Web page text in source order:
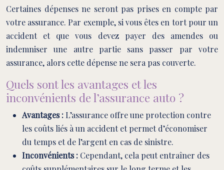
Certaines dépenses ne seront pas prises en compte par
votre assurance. Par exemple, si vous êtes en tort pour un
accident et que vous devez payer des amendes ou
indemniser une autre partie sans passer par votre
assurance, alors cette dépense ne sera pas couverte.
Quels sont les avantages et les
inconvénients de l’assurance auto ?
Avantages : L’assurance offre une protection contre
les coûts liés à un accident et permet d’économiser
du temps et de l’argent en cas de sinistre.
Inconvénients : Cependant, cela peut entraîner des